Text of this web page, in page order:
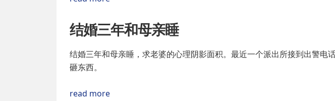
结婚三年和母亲睡
结婚三年和母亲睡，求老婆的心理阴影面积。最近一个派出所接到出警
砸东西。
read more